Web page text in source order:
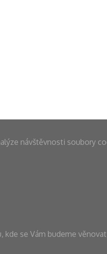
návštěvnosti soubory
se Vám budeme